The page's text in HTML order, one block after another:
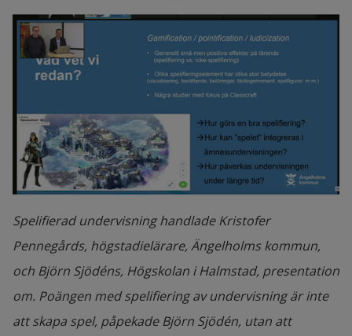
Högskolan i Halmstad, Göran Söderlund
Ängelholms kommun
Närmiljö som lärmiljö inom förskolan
Anniqa Lagergren, Högskolan i Halmstad,
Kalle Jonasson, Högskolan i Halmstad, och
Johnny Stenberg, Halmstads kommun
Fjärrundervisning: Studiehandledning och
modersmål genom fjärrundervisning.
Hanaa Albert, Zinah Saleh och Per Nyrell,
Båstads kommun
Digitalt utvärderingsinstrument för barn
Spelifierad undervisning handlade Kristofer
Pennegårds, högstadielärare, Ängelholms kommun,
och Björn Sjödéns, Högskolan i Halmstad, presentation
om. Poängen med spelifiering av undervisning är inte
att skapa spel, påpekade Björn Sjödén, utan att